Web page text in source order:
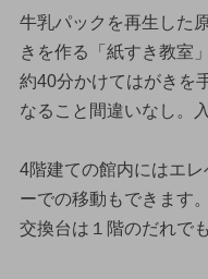
牛乳パックを再生した
きを作る「紙すき教室
約40分かけてはがきを
なること間違いなし。
4階建ての館内にはエ
ーでの移動もできます
交換台は１階のだれで